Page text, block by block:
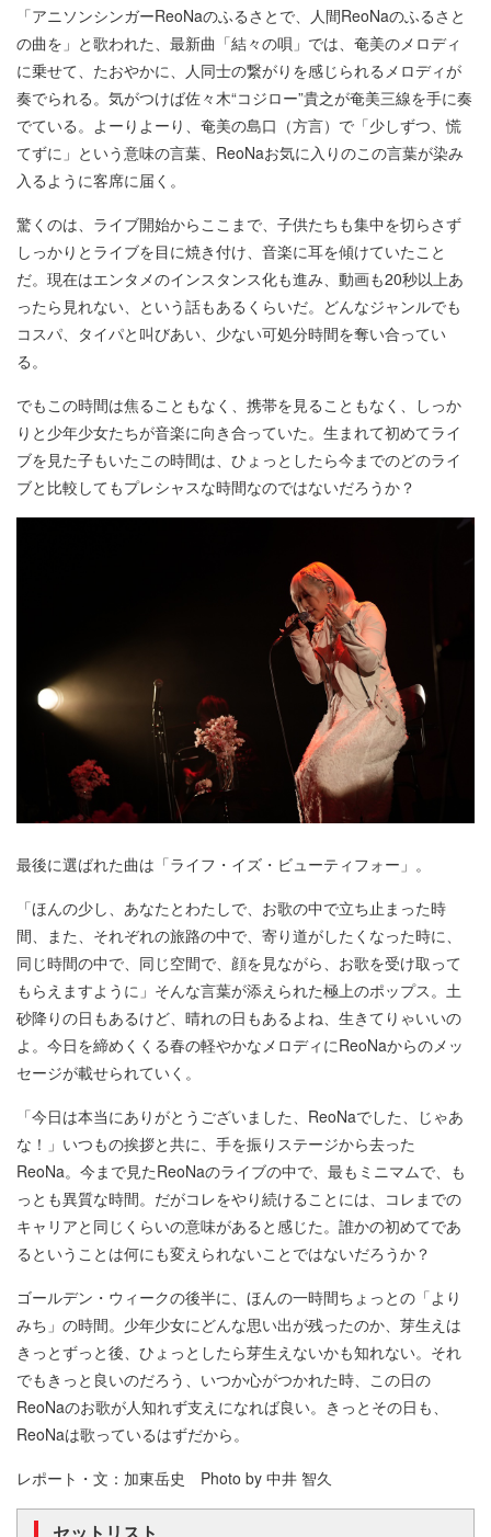
「アニソンシンガーReoNaのふるさとで、人間ReoNaのふるさと
の曲を」と歌われた、最新曲「結々の唄」では、奄美のメロディ
に乗せて、たおやかに、人同士の繋がりを感じられるメロディが
奏でられる。気がつけば佐々木“コジロー”貴之が奄美三線を手に奏
でている。よーりよーり、奄美の島口（方言）で「少しずつ、慌
てずに」という意味の言葉、ReoNaお気に入りのこの言葉が染み
入るように客席に届く。
驚くのは、ライブ開始からここまで、子供たちも集中を切らさず
しっかりとライブを目に焼き付け、音楽に耳を傾けていたこと
だ。現在はエンタメのインスタンス化も進み、動画も20秒以上あ
ったら見れない、という話もあるくらいだ。どんなジャンルでも
コスパ、タイパと叫びあい、少ない可処分時間を奪い合ってい
る。
でもこの時間は焦ることもなく、携帯を見ることもなく、しっか
りと少年少女たちが音楽に向き合っていた。生まれて初めてライ
ブを見た子もいたこの時間は、ひょっとしたら今までのどのライ
ブと比較してもプレシャスな時間なのではないだろうか？
最後に選ばれた曲は「ライフ・イズ・ビューティフォー」。
「ほんの少し、あなたとわたしで、お歌の中で立ち止まった時
間、また、それぞれの旅路の中で、寄り道がしたくなった時に、
同じ時間の中で、同じ空間で、顔を見ながら、お歌を受け取って
もらえますように」そんな言葉が添えられた極上のポップス。土
砂降りの日もあるけど、晴れの日もあるよね、生きてりゃいいの
よ。今日を締めくくる春の軽やかなメロディにReoNaからのメッ
セージが載せられていく。
「今日は本当にありがとうございました、ReoNaでした、じゃあ
な！」いつもの挨拶と共に、手を振りステージから去った
ReoNa。今まで見たReoNaのライブの中で、最もミニマムで、も
っとも異質な時間。だがコレをやり続けることには、コレまでの
キャリアと同じくらいの意味があると感じた。誰かの初めてであ
るということは何にも変えられないことではないだろうか？
ゴールデン・ウィークの後半に、ほんの一時間ちょっとの「より
みち」の時間。少年少女にどんな思い出が残ったのか、芽生えは
きっとずっと後、ひょっとしたら芽生えないかも知れない。それ
でもきっと良いのだろう、いつか心がつかれた時、この日の
ReoNaのお歌が人知れず支えになれば良い。きっとその日も、
ReoNaは歌っているはずだから。
レポート・文：加東岳史 Photo by 中井 智久